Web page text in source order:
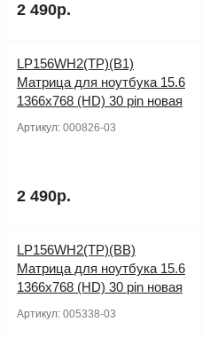
2 490р.
LP156WH2(TP)(B1)
Матрица для ноутбука 15.6
1366x768 (HD) 30 pin новая
Артикул: 000826-03
2 490р.
LP156WH2(TP)(BB)
Матрица для ноутбука 15.6
1366x768 (HD) 30 pin новая
Артикул: 005338-03